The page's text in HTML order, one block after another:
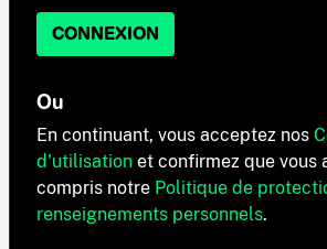
CONNEXION
Ou
En continuant, vous acceptez nos
d'utilisation et confirmez que vous
compris notre Politique de
renseignements personnels.